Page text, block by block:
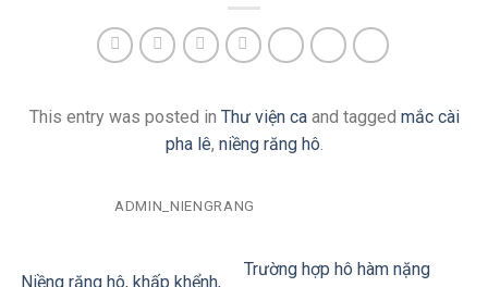
This entry was posted in Thư viện caand tagged mắc cài
pha lê, niềng răng hô.
ADMIN_NIENGRANG
Niềng răng hô, khấp khểnh,
Trường hợp hô hàm nặng